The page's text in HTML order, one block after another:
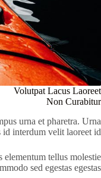
Volutpat Lacus Laoreet
Non Curabitur
urna et pharetra. Urna
interdum velit laoreet id.
elementum tellus molestie
sed egestas egestas.